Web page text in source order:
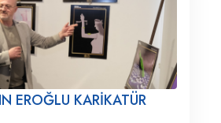
EROĞLU KARİKATÜR